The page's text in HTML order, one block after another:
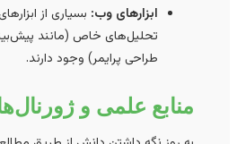
ابزارهای وب:بسیاری از ابزارهای
تحلیل‌های خاص (مانند پیش‌بینی
طراحی پرایمر) وجود دارند.
منابع علمی و ژورنال‌های